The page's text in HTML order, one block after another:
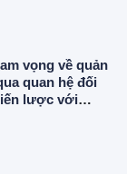
vọng về quản
quan hệ đối
lược với